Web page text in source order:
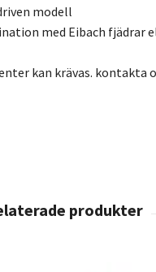
modell
med Eibach fjädrar
kan krävas. kontakta